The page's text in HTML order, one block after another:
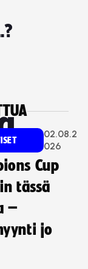
02.08.2
026
Cup
tässä
–
jo